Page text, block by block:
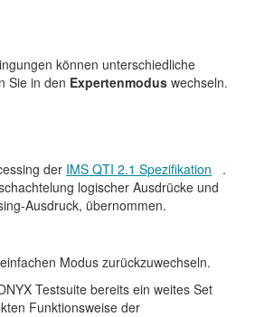
können unterschiedliche
Sie in den Expertenmodus wechseln.
der IMS QTI 2.1 Spezifikation
.
logischer Ausdrücke und
Ausdruck, übernommen.
Modus zurückzuwechseln.
Testsuite bereits ein weites Set
Funktionsweise der